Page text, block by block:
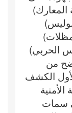
المعارك)
البوليس)
المظلات)
و(البوليس الحربي)
هو واضح من
الكشف
سمات